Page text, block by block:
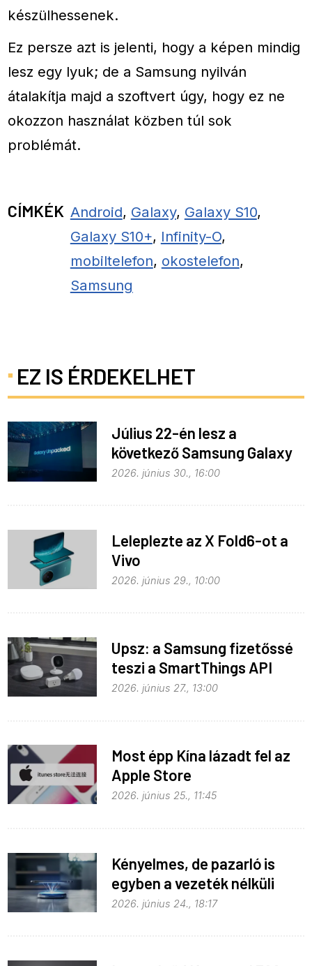
készülhessenek.
Ez persze azt is jelenti, hogy a képen mindig
lesz egy lyuk; de a Samsung nyilván
átalakítja majd a szoftvert úgy, hogy ez ne
okozzon használat közben túl sok
problémát.
CÍMKÉK Android, Galaxy, Galaxy S10,
Galaxy S10+, Infinity-O,
mobiltelefon, okostelefon,
Samsung
EZ IS ÉRDEKELHET
Július 22-én lesz a
következő Samsung Galaxy
Unpacked – ez várható
2026. június 30., 16:00
Leleplezte az X Fold6-ot a
Vivo
2026. június 29., 10:00
Upsz: a Samsung fizetőssé
teszi a SmartThings API
hozzáférést
2026. június 27., 13:00
Most épp Kína lázadt fel az
Apple Store
monopolhelyzete ellen
2026. június 25., 11:45
Kényelmes, de pazarló is
egyben a vezeték nélküli
töltés
2026. június 24., 18:17